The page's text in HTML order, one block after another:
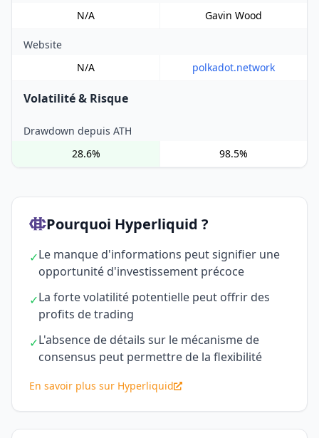
N/A
Gavin Wood
Website
N/A
polkadot.network
Volatilité & Risque
Drawdown depuis ATH
28.6%
98.5%
Pourquoi Hyperliquid ?
✓Le manque d'informations peut signifier une
opportunité d'investissement précoce
✓La forte volatilité potentielle peut offrir des
profits de trading
✓L'absence de détails sur le mécanisme de
consensus peut permettre de la flexibilité
En savoir plus sur Hyperliquid